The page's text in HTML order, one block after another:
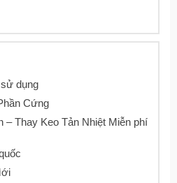
dụng
Cứng
– Thay Keo Tản Nhiệt Miễn phí